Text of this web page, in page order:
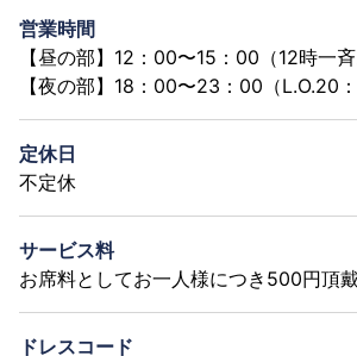
営業時間
【昼の部】12：00〜15：00（12時一斉
【夜の部】18：00〜23：00（L.O.20：
定休日
不定休
サービス料
お席料としてお一人様につき500円頂戴
ドレスコード